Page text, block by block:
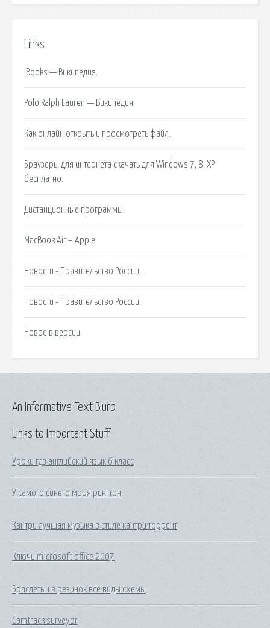
Links
iBooks — Википедия.
Polo Ralph Lauren — Википедия.
Как онлайн открыть и просмотреть файл.
Браузеры для интернета скачать для Windows 7, 8, XP
бесплатно.
Дистанционные программы.
MacBook Air – Apple.
Новости - Правительство России.
Новости - Правительство России.
Новое в версии
Links to Important Stuff
Уроки гдз английский язык 6 класс
У самого синего моря рингтон
Кантри лучшая музыка в стиле кантри торрент
Ключи microsoft office 2007
Браслеты из резинок все виды схемы
Camtrack surveyor
An Informative Text Blurb